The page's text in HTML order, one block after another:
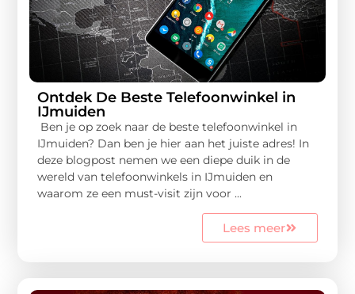
Ontdek De Beste Telefoonwinkel in
IJmuiden
Ben je op zoek naar de beste telefoonwinkel in
IJmuiden? Dan ben je hier aan het juiste adres! In
deze blogpost nemen we een diepe duik in de
wereld van telefoonwinkels in IJmuiden en
waarom ze een must-visit zijn voor ...
Lees meer